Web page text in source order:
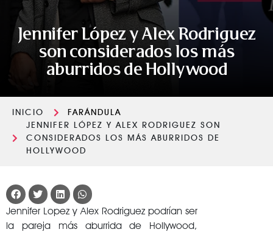
Jennifer López y Alex Rodriguez
son considerados los más
aburridos de Hollywood
INICIO
FARÁNDULA
JENNIFER LÓPEZ Y ALEX RODRIGUEZ SON
CONSIDERADOS LOS MÁS ABURRIDOS DE
HOLLYWOOD
Jennifer Lopez y Alex Rodriguez podrían ser
la pareja más aburrida de Hollywood,